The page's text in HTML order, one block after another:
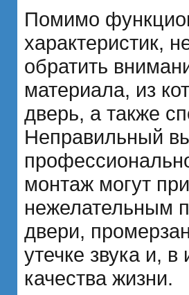
Помимо
характеристик,
обратить
материала, из
дверь, а также
Неправильный
монтаж могут
нежелательным
двери,
утечке звука и,
качества жизни.